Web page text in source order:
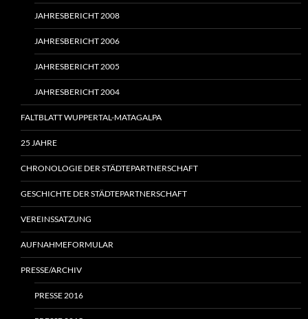
JAHRESBERICHT 2008
JAHRESBERICHT 2006
JAHRESBERICHT 2005
JAHRESBERICHT 2004
FALTBLATT WUPPERTAL-MATAGALPA
25 JAHRE
CHRONOLOGIE DER STÄDTEPARTNERSCHAFT
GESCHICHTE DER STÄDTEPARTNERSCHAFT
VEREINSSATZUNG
AUFNAHMEFORMULAR
PRESSE/ARCHIV
PRESSE 2016